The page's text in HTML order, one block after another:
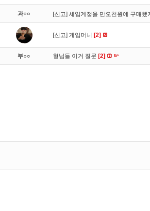
과○○ [신고] 세임계정을 만오천원에 구매
[신고] 게임머니 [2]
부○○ 형님들 이거 질문 [2]